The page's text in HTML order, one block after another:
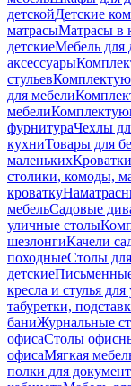
детскойДетские
матрасыМатрасы в
детскиеМебель для
аксессуары
стульев
для мебели
мебели
фурнитураЧехлы
кухниТовары для
маленьких
столики, комоды,
кроватку
мебельСадовые
уличные столы
шезлонгиКачели
походныеСтолы
детские
кресла и стулья
табуретки,
баниЖурнальные
офисаСтолы
офисаМягкая
полки для